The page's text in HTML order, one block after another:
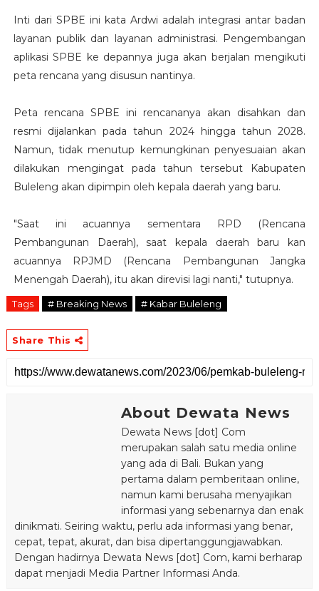
Inti dari SPBE ini kata Ardwi adalah integrasi antar badan
layanan publik dan layanan administrasi. Pengembangan
aplikasi SPBE ke depannya juga akan berjalan mengikuti
peta rencana yang disusun nantinya.
Peta rencana SPBE ini rencananya akan disahkan dan
resmi dijalankan pada tahun 2024 hingga tahun 2028.
Namun, tidak menutup kemungkinan penyesuaian akan
dilakukan mengingat pada tahun tersebut Kabupaten
Buleleng akan dipimpin oleh kepala daerah yang baru.
"Saat ini acuannya sementara RPD (Rencana
Pembangunan Daerah), saat kepala daerah baru kan
acuannya RPJMD (Rencana Pembangunan Jangka
Menengah Daerah), itu akan direvisi lagi nanti," tutupnya.
Tags # Breaking News # Kabar Buleleng
Share This
About Dewata News
Dewata News [dot] Com
merupakan salah satu media online
yang ada di Bali. Bukan yang
pertama dalam pemberitaan online,
namun kami berusaha menyajikan
informasi yang sebenarnya dan enak
dinikmati. Seiring waktu, perlu ada informasi yang benar,
cepat, tepat, akurat, dan bisa dipertanggungjawabkan.
Dengan hadirnya Dewata News [dot] Com, kami berharap
dapat menjadi Media Partner Informasi Anda.